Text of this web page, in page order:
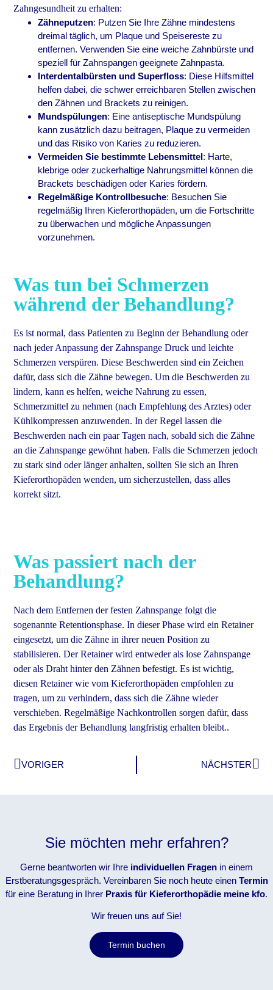
Zahngesundheit zu erhalten:
Zähneputzen: Putzen Sie Ihre Zähne mindestens
dreimal täglich, um Plaque und Speisereste zu
entfernen. Verwenden Sie eine weiche Zahnbürste und
speziell für Zahnspangen geeignete Zahnpasta.
Interdentalbürsten und Superfloss: Diese Hilfsmittel
helfen dabei, die schwer erreichbaren Stellen zwischen
den Zähnen und Brackets zu reinigen.
Mundspülungen: Eine antiseptische Mundspülung
kann zusätzlich dazu beitragen, Plaque zu vermeiden
und das Risiko von Karies zu reduzieren.
Vermeiden Sie bestimmte Lebensmittel: Harte,
klebrige oder zuckerhaltige Nahrungsmittel können die
Brackets beschädigen oder Karies fördern.
Regelmäßige Kontrollbesuche: Besuchen Sie
regelmäßig Ihren Kieferorthopäden, um die Fortschritte
zu überwachen und mögliche Anpassungen
vorzunehmen.
Was tun bei Schmerzen
während der Behandlung?
Es ist normal, dass Patienten zu Beginn der Behandlung oder
nach jeder Anpassung der Zahnspange Druck und leichte
Schmerzen verspüren. Diese Beschwerden sind ein Zeichen
dafür, dass sich die Zähne bewegen. Um die Beschwerden zu
lindern, kann es helfen, weiche Nahrung zu essen,
Schmerzmittel zu nehmen (nach Empfehlung des Arztes) oder
Kühlkompressen anzuwenden. In der Regel lassen die
Beschwerden nach ein paar Tagen nach, sobald sich die Zähne
an die Zahnspange gewöhnt haben. Falls die Schmerzen jedoch
zu stark sind oder länger anhalten, sollten Sie sich an Ihren
Kieferorthopäden wenden, um sicherzustellen, dass alles
korrekt sitzt.
Was passiert nach der
Behandlung?
Nach dem Entfernen der festen Zahnspange folgt die
sogenannte Retentionsphase. In dieser Phase wird ein Retainer
eingesetzt, um die Zähne in ihrer neuen Position zu
stabilisieren. Der Retainer wird entweder als lose Zahnspange
oder als Draht hinter den Zähnen befestigt. Es ist wichtig,
diesen Retainer wie vom Kieferorthopäden empfohlen zu
tragen, um zu verhindern, dass sich die Zähne wieder
verschieben. Regelmäßige Nachkontrollen sorgen dafür, dass
das Ergebnis der Behandlung langfristig erhalten bleibt..
VORIGER NÄCHSTER
Sie möchten mehr erfahren?
Gerne beantworten wir Ihre individuellen Fragen in einem
Erstberatungsgespräch. Vereinbaren Sie noch heute einen Termin
für eine Beratung in Ihrer Praxis für Kieferorthopädie meine kfo.
Wir freuen uns auf Sie!
Termin buchen